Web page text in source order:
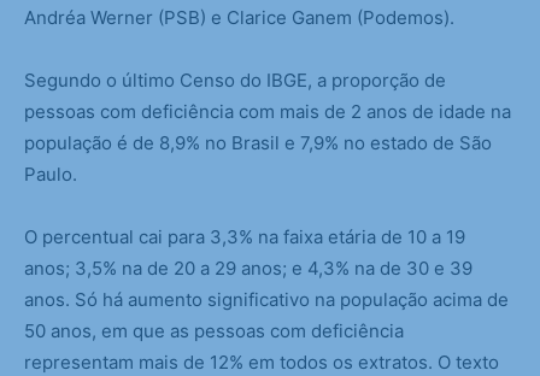
Andréa Werner (PSB) e Clarice Ganem (Podemos).
Segundo o último Censo do IBGE, a proporção de
pessoas com deficiência com mais de 2 anos de idade na
população é de 8,9% no Brasil e 7,9% no estado de São
Paulo.
O percentual cai para 3,3% na faixa etária de 10 a 19
anos; 3,5% na de 20 a 29 anos; e 4,3% na de 30 e 39
anos. Só há aumento significativo na população acima de
50 anos, em que as pessoas com deficiência
representam mais de 12% em todos os extratos. O texto